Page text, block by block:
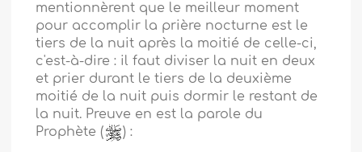
mentionnèrent que le meilleur moment
pour accomplir la prière nocturne est le
tiers de la nuit après la moitié de celle-ci,
c'est-à-dire : il faut diviser la nuit en deux
et prier durant le tiers de la deuxième
moitié de la nuit puis dormir le restant de
la nuit. Preuve en est la parole du
Prophète (
) :